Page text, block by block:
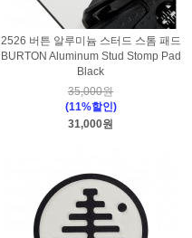
2526 버튼 알루미늄 스터드 스톰 패드
BURTON Aluminum Stud Stomp Pad
Black
35,000원
(11%할인)
31,000원